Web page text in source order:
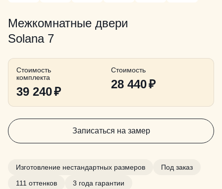
Межкомнатные двери
Solana 7
Стоимость
комплекта
39 240₽
Стоимость
28 440₽
Записаться на замер
Изготовление нестандартных размеров
Под заказ
111 оттенков
3 года гарантии